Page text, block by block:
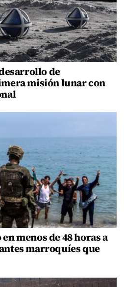
de
misión lunar con
menos de 48 horas a
marroquíes que